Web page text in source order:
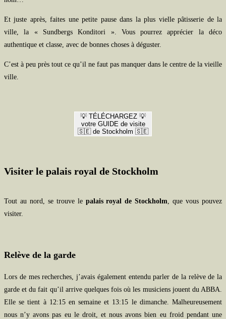
Et juste après, faites une petite pause dans la plus vielle pâtisserie de la
ville, la « Sundbergs Konditori ». Vous pourrez apprécier la déco
authentique et classe, avec de bonnes choses à déguster.
C’est à peu près tout ce qu’il ne faut pas manquer dans le centre de la vieille
ville.
💡 TÉLÉCHARGEZ 💡
votre GUIDE de visite
🇸🇪 de Stockholm 🇸🇪
Visiter le palais royal de Stockholm
Tout au nord, se trouve le palais royal de Stockholm , que vous pouvez
visiter.
Relève de la garde
Lors de mes recherches, j’avais également entendu parler de la relève de la
garde et du fait qu’il arrive quelques fois où les musiciens jouent du ABBA.
Elle se tient à 12:15 en semaine et 13:15 le dimanche. Malheureusement
nous n’y avons pas eu le droit, et nous avons bien eu froid pendant une